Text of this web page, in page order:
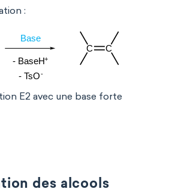
:
E2 avec une base forte
des alcools